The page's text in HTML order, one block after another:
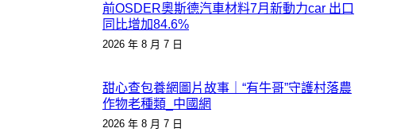
前OSDER奧斯德汽車材料7月新動力car 出口
同比增加84.6%
2026 年 8 月 7 日
甜心查包養網圖片故事｜“有牛哥”守護村落農
作物老種類_中國網
2026 年 8 月 7 日